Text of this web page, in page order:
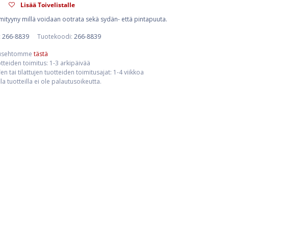
Lisää Toivelistalle
millä voidaan ootrata sekä sydän- että pintapuuta.
266-8839 Tuotekoodi: 266-8839
tästä
toimitus: 1-3 arkipäivää
tai tilattujen tuotteiden toimitusajat: 1-4 viikkoa
tuotteilla ei ole palautusoikeutta.